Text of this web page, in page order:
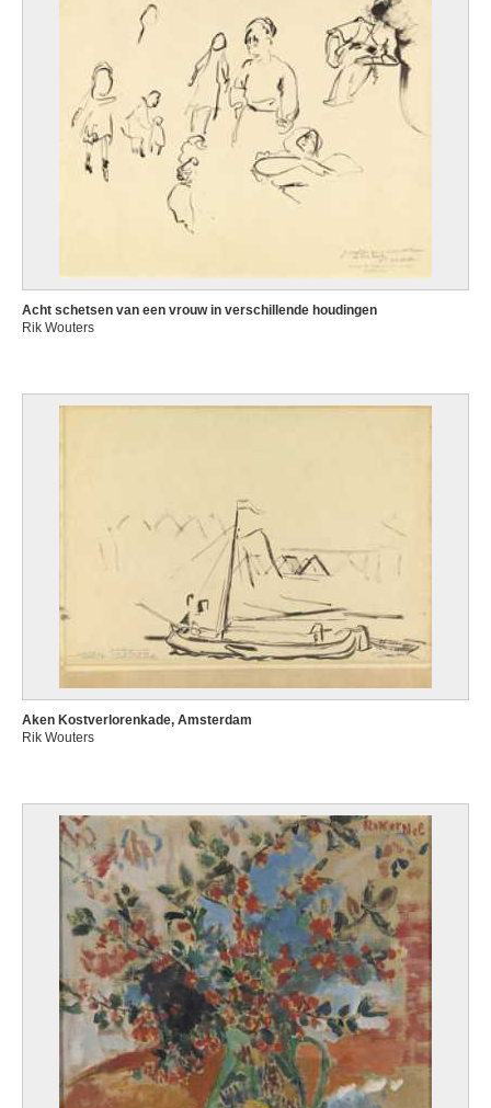
Acht schetsen van een vrouw in verschillende houdingen
Rik Wouters
Aken Kostverlorenkade, Amsterdam
Rik Wouters